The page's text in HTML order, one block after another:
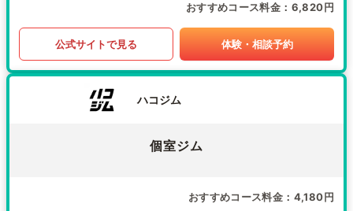
おすすめコース料金 6,820円
公式サイトで見る 体験・相談予約
ハコジム
個室ジム
おすすめコース料金 4,180円